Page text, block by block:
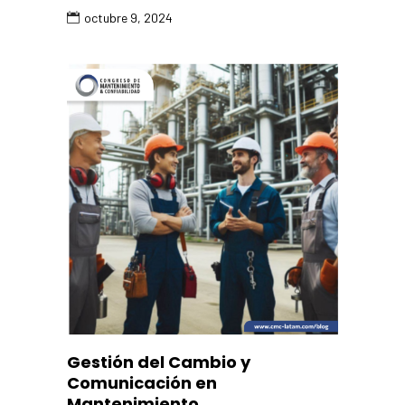
octubre 9, 2024
Gestión del Cambio y
Comunicación en